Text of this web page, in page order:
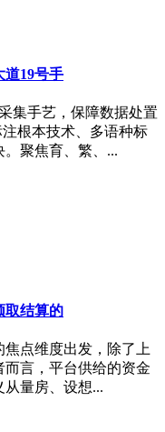
道19号手
集手艺，保障数据处置
根本技术、多语种标
聚焦育、繁、...
取结算的
点维度出发，除了上
言，平台供给的资金
量房、设想...